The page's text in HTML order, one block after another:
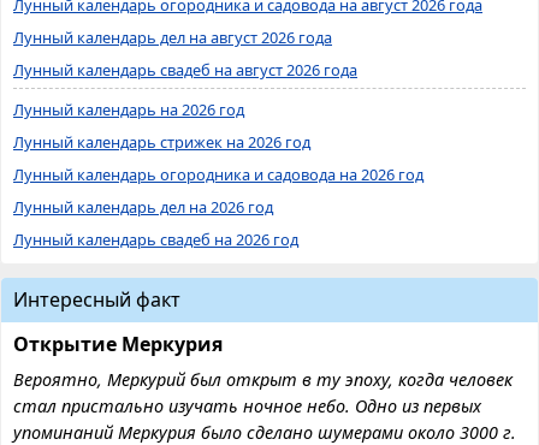
Лунный календарь огородника и садовода на август 2026 года
Лунный календарь дел на август 2026 года
Лунный календарь свадеб на август 2026 года
Лунный календарь на 2026 год
Лунный календарь стрижек на 2026 год
Лунный календарь огородника и садовода на 2026 год
Лунный календарь дел на 2026 год
Лунный календарь свадеб на 2026 год
Интересный факт
Открытие Меркурия
Вероятно, Меркурий был открыт в ту эпоху, когда человек
стал пристально изучать ночное небо. Одно из первых
упоминаний Меркурия было сделано шумерами около 3000 г.